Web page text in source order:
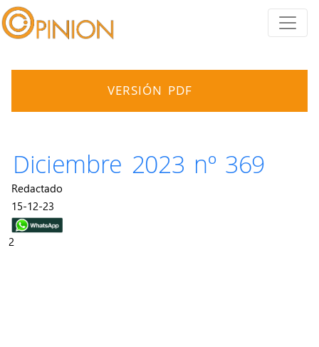
VERSIÓN PDF
Diciembre 2023 nº 369
Redactado
15-12-23
2